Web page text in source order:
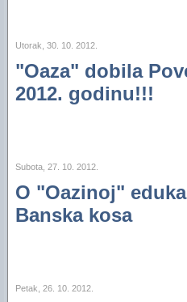
Utorak, 30. 10. 2012.
"Oaza" dobila
2012. godinu!!!
Subota, 27. 10. 2012.
O "Oazinoj"
Banska kosa
Petak, 26. 10. 2012.